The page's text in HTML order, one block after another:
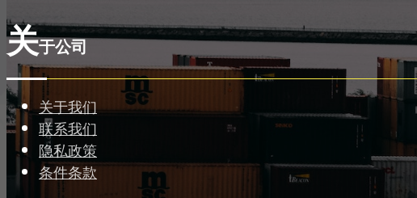
关于公司
关于我们
联系我们
隐私政策
条件条款